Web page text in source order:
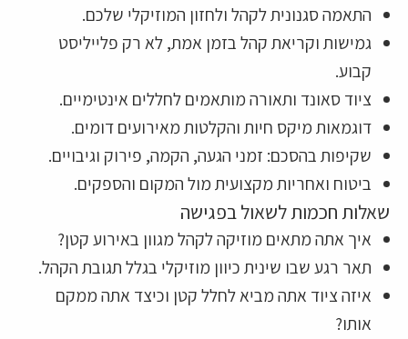
התאמה סגנונית לקהל ולחזון המוזיקלי שלכם.
גמישות וקריאת קהל בזמן אמת, לא רק פלייליסט
קבוע.
ציוד סאונד ותאורה מותאמים לחללים אינטימיים.
דוגמאות מיקס חיות והקלטות מאירועים דומים.
שקיפות בהסכם: זמני הגעה, הקמה, פירוק וגיבויים.
ביטוח ואחריות מקצועית מול המקום והספקים.
שאלות חכמות לשאול בפגישה
איך אתה מתאים מוזיקה לקהל מגוון באירוע קטן?
תאר רגע שבו שינית כיוון מוזיקלי בגלל תגובת הקהל.
איזה ציוד אתה מביא לחלל קטן וכיצד אתה ממקם
אותו?